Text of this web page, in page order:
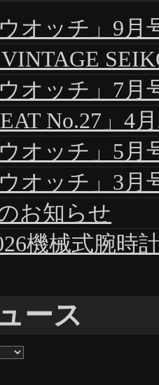
オッチ」9月
VINTAGE
オッチ」7月
No.27」4
オッチ」5月
オッチ」3月
お知らせ
機械式腕時
ース